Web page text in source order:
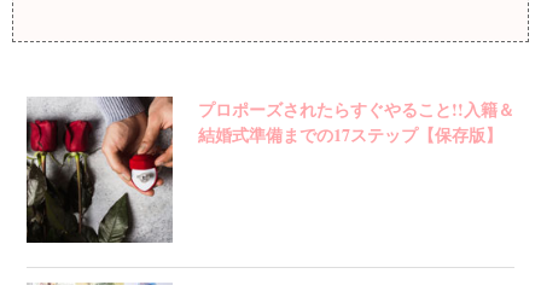
プロポーズされたらすぐやること!!入籍＆
結婚式準備までの17ステップ【保存版】